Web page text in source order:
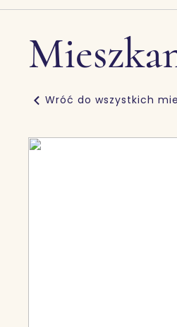
Wróć do wszystkich